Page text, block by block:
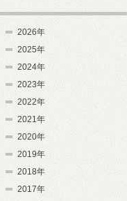
2026年
2025年
2024年
2023年
2022年
2021年
2020年
2019年
2018年
2017年